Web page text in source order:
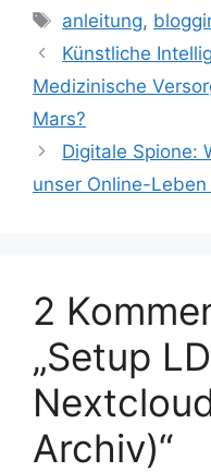
Schlagwörter
anleitung,
Künstliche
Medizinische
Mars?
Digitale Spione:
unser Online-
2
„Setup
Archiv)“